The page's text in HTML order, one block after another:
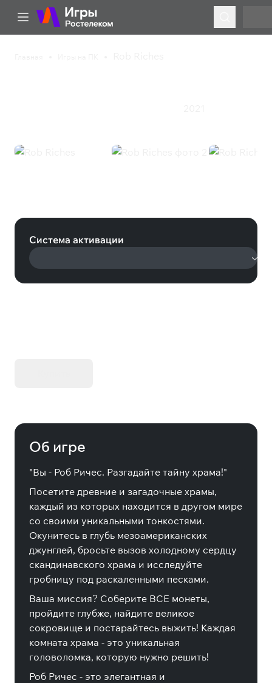
Система активации
Об игре
"Вы - Роб Ричес. Разгадайте тайну храма!"
Посетите древние и загадочные храмы,
каждый из которых находится в другом мире
со своими уникальными тонкостями.
Окунитесь в глубь мезоамериканских
джунглей, бросьте вызов холодному сердцу
скандинавского храма и исследуйте
гробницу под раскаленными песками.
Ваша миссия? Соберите ВСЕ монеты,
пройдите глубже, найдите великое
сокровище и постарайтесь выжить! Каждая
комната храма - это уникальная
головоломка, которую нужно решить!
Роб Ричес - это элегантная и